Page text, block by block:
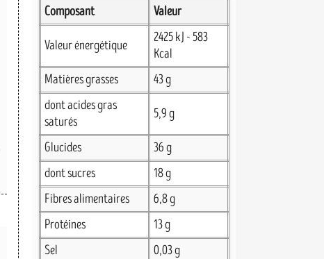
Composant Valeur
Valeur énergétique
2425 kJ - 583
Kcal
Matières grasses
43 g
dont acides gras
saturés
5,9 g
Glucides
36 g
dont sucres
18 g
Fibres alimentaires
6,8 g
Protéines
13 g
Sel
0,03 g